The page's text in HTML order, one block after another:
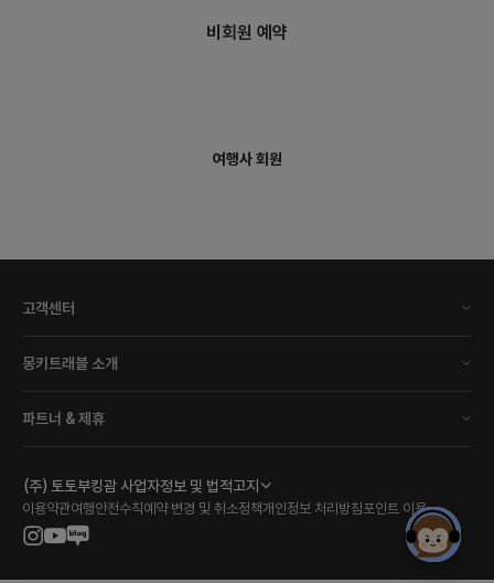
비회원 예약
여행사 회원
이용약관여행안전수칙예약 변경 및 취소정책개인정보 처리방침포인트 이용
고객센터
몽키트래블 소개
파트너 & 제휴
(주) 토토부킹괌 사업자정보 및 법적고지